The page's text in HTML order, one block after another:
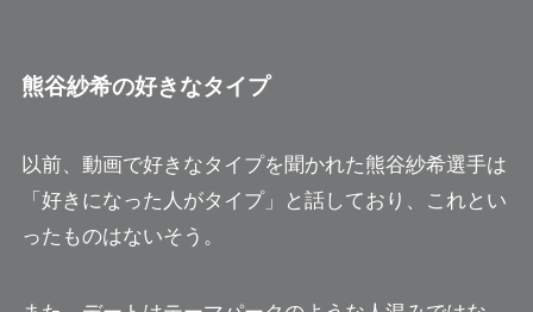
熊谷紗希の好きなタイプ
以前、動画で好きなタイプを聞かれた熊谷紗希選手は
「好きになった人がタイプ」と話しており、これとい
ったものはないそう。